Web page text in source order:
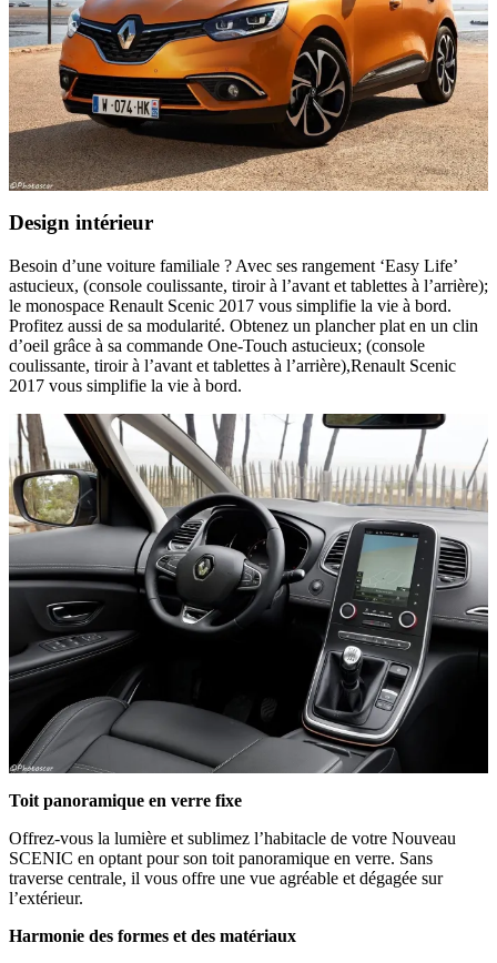
Design intérieur
Besoin d’une voiture familiale ? Avec ses rangement ‘Easy Life’
astucieux, (console coulissante, tiroir à l’avant et tablettes à l’arrière);
le monospace Renault Scenic 2017 vous simplifie la vie à bord.
Profitez aussi de sa modularité. Obtenez un plancher plat en un clin
d’oeil grâce à sa commande One-Touch astucieux; (console
coulissante, tiroir à l’avant et tablettes à l’arrière),Renault Scenic
2017 vous simplifie la vie à bord.
Toit panoramique en verre fixe
Offrez-vous la lumière et sublimez l’habitacle de votre Nouveau
SCENIC en optant pour son toit panoramique en verre. Sans
traverse centrale, il vous offre une vue agréable et dégagée sur
l’extérieur.
Harmonie des formes et des matériaux